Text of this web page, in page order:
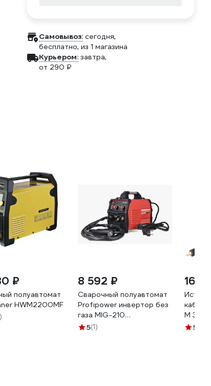
Самовывоз: сегодня,
бесплатно, из 1 магазина
Курьером: завтра,
от 290 ₽
₽
полуавтомат
HWM2200MF
8 592 ₽
Сварочный полуавтомат
Profipower инвертор без
газа MIG-210
MIG/MMA/TIG (3 B 1)
5(1)
167
М 3
5